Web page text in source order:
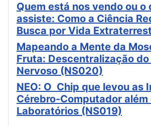
Quem está nos vendo ou o
assiste: Como a Ciência
Busca por Vida
Mapeando a Mente da
Fruta: Descentralização do
Nervoso (NS020)
NEO: O Chip que levou as
Cérebro-Computador além
Laboratórios (NS019)